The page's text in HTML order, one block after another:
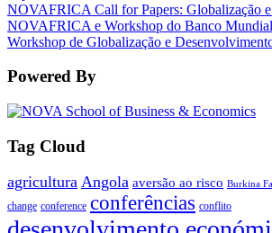
NOVAFRICA Call for Papers: Globalização
NOVAFRICA e Workshop do Banco Mundial
Workshop de Globalização e
Powered By
Tag Cloud
agricultura Angola aversão ao risco Burkina
change conference conferências conflito